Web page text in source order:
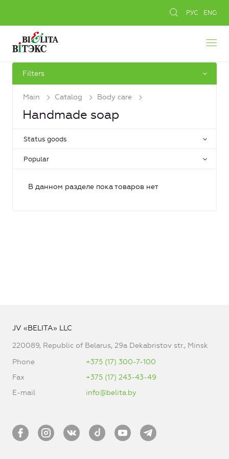
РУС ENG
Filters
Main Catalog Body care
Handmade soap
Status goods
Popular
В данном разделе пока товаров нет
JV «BELITA» LLC
220089, Republic of Belarus, 29a Dekabristov str., Minsk
Phone
+375 (17) 300-7-100
Fax
+375 (17) 243-43-49
E-mail
info@belita.by